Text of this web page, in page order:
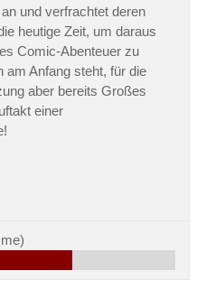
und verfrachtet deren
heutige Zeit, um daraus
Comic-Abenteuer zu
am Anfang steht, für die
aber bereits Großes
einer